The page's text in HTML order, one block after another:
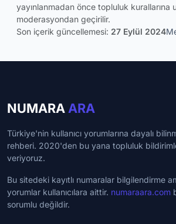
yayınlanmadan önce topluluk kurallarına
moderasyondan geçirilir.
Son içerik güncellemesi: 27 Eylül 2024
NUMARA ARA
Türkiye'nin kullanıcı yorumlarına dayalı
rehberi. 2020'den bu yana topluluk
veriyoruz.
Bu sitedeki kayıtlı numaralar bilgilendirme
yorumlar kullanıcılara aittir. numaraara.com
sorumlu değildir.